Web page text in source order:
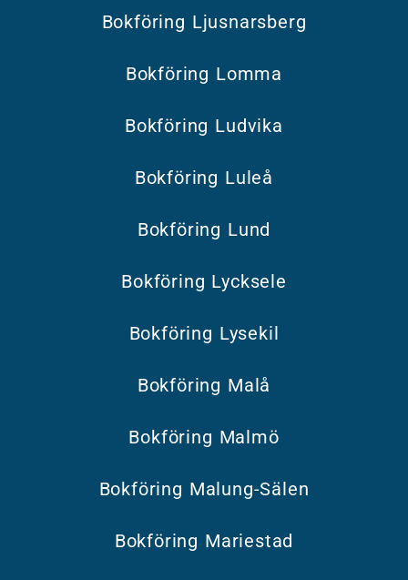
Bokföring Ljusnarsberg
Bokföring Lomma
Bokföring Ludvika
Bokföring Luleå
Bokföring Lund
Bokföring Lycksele
Bokföring Lysekil
Bokföring Malå
Bokföring Malmö
Bokföring Malung-Sälen
Bokföring Mariestad